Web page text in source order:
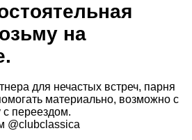
на
для нечастых встреч, парня
материально, возможно с
переездом.
@clubclassica